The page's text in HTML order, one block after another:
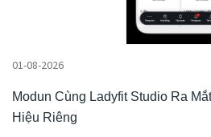
01-08-2026
Modun Cùng Ladyfit Studio Ra
Hiệu Riêng